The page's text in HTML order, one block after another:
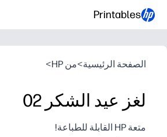
Printables
الصفحة الرئيسية>من HP >
لغز عيد الشكر 02
متعة HP القابلة للطباعة!